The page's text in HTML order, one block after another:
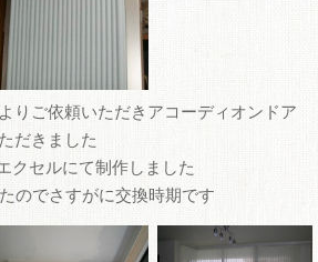
りご依頼いただきアコーディオンドア
だきました
クセルにて制作しました
のでさすがに交換時期です